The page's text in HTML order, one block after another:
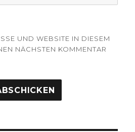
UND WEBSITE IN DIESEM
NÄCHSTEN KOMMENTAR